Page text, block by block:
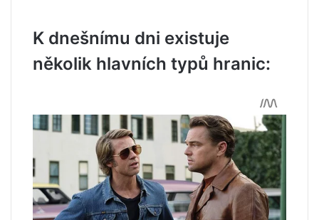
K dnešnímu dni existuje
několik hlavních typů hranic: